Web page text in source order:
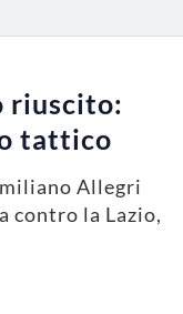
riuscito:
tattico
Allegri
contro la Lazio,